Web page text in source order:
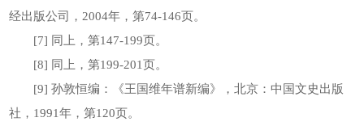
经出版公司，2004年，第74-146页。
[7] 同上，第147-199页。
[8] 同上，第199-201页。
[9] 孙敦恒编：《王国维年谱新编》，北京：中国文史出版
社，1991年，第120页。